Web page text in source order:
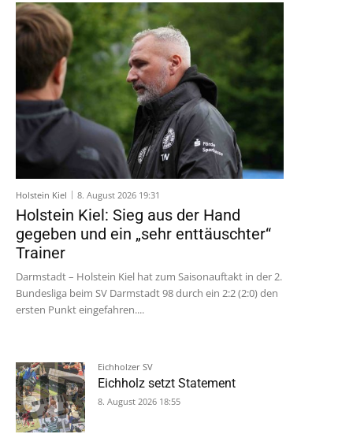
Holstein Kiel 8. August 2026 19:31
Holstein Kiel: Sieg aus der Hand
gegeben und ein „sehr enttäuschter“
Trainer
Darmstadt – Holstein Kiel hat zum Saisonauftakt in der 2.
Bundesliga beim SV Darmstadt 98 durch ein 2:2 (2:0) den
ersten Punkt eingefahren....
Eichholzer SV
Eichholz setzt Statement
8. August 2026 18:55